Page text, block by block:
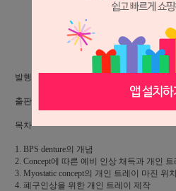
상세 정보를 확
발행일 2022.03.17, 218p/22cm * 28cm, 칼
출판 한국퀸테센스출판(주) ISBN 978-89-
목차
1. BPS denture의 개념
2. Concept에 따른 예비 인상 채득과 개인
3. Myostatic concept의 개인 트레이 마진 위
4. 폐구인상을 위한 개인 트레이 제작